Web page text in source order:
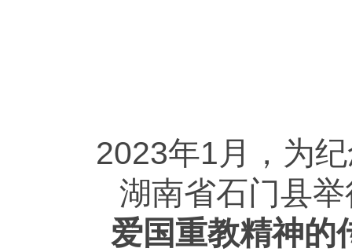
2023年1月，为
湖南省石门县
爱国重教精神的